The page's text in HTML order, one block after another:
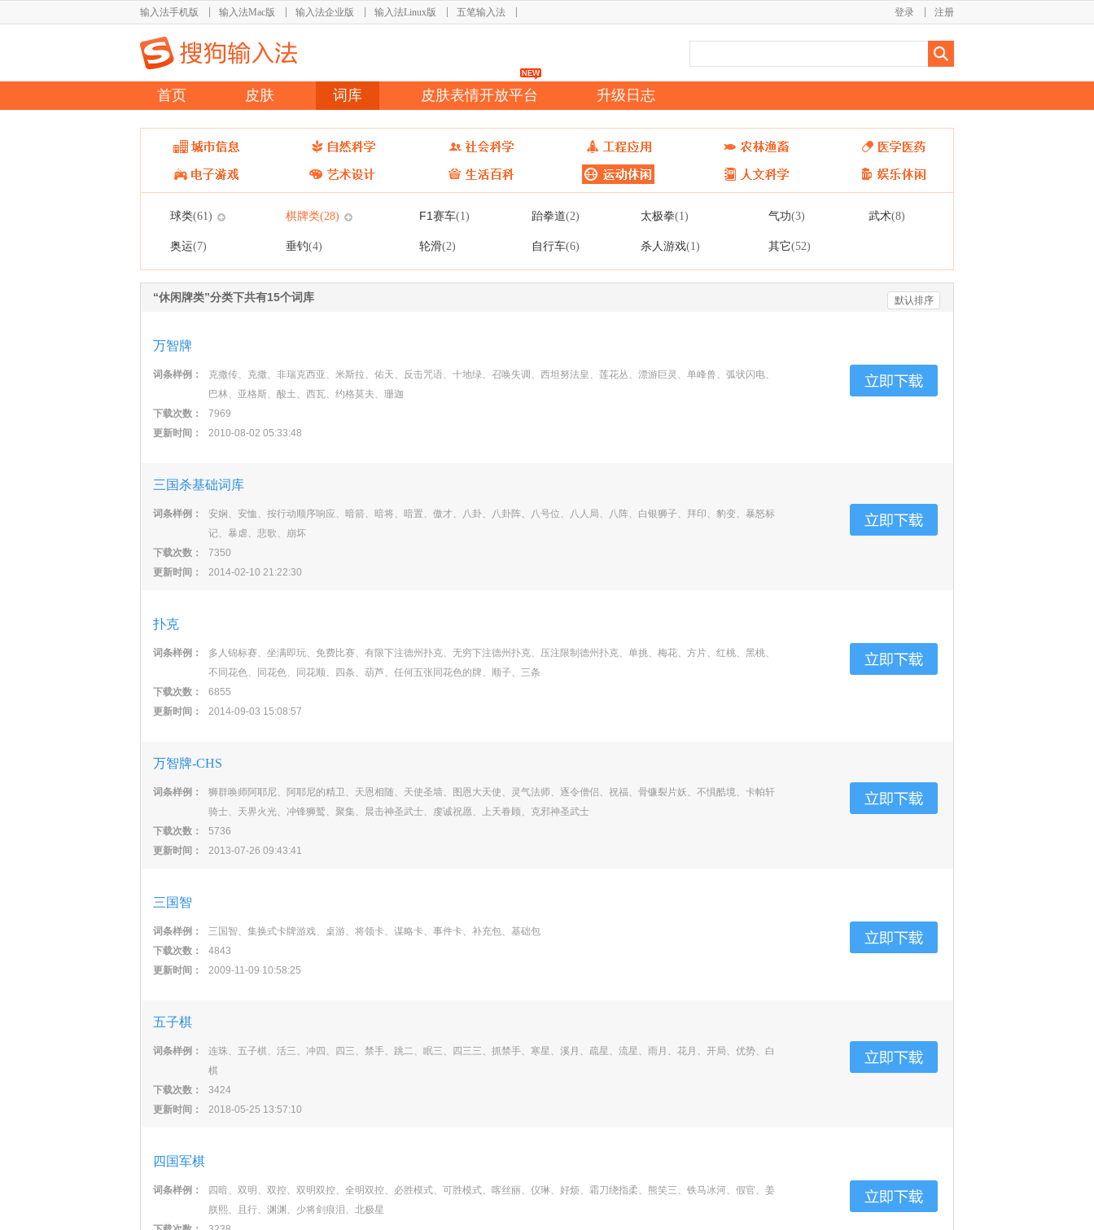
输入法手机版 输入法Mac版 输入法企业版 输入法Linux版 五笔输入法 注册
登录
首页 皮肤 词库 皮肤表情开放平台 升级日志
球类(61) 棋牌类(28) F1赛车(1) 跆拳道(2) 太极拳(1) 气功(3) 武术(8)
奥运(7) 垂钓(4) 轮滑(2) 自行车(6) 杀人游戏(1) 其它(52)
“休闲牌类”分类下共有15个词库 默认排序
万智牌
词条样例：
克撒传、克撒、非瑞克西亚、米斯拉、佑天、反击咒语、十地绿、召唤失调、西坦努法皇、莲花丛、漂游巨灵、单峰兽、弧状闪电、
巴林、亚格斯、酸土、西瓦、约格莫夫、珊迦
下载次数：
7969
更新时间：
2010-08-02 05:33:48
三国杀基础词库
词条样例：
安娴、安恤、按行动顺序响应、暗箭、暗将、暗置、傲才、八卦、八卦阵、八号位、八人局、八阵、白银狮子、拜印、豹变、暴怒标
记、暴虐、悲歌、崩坏
下载次数：
7350
更新时间：
2014-02-10 21:22:30
扑克
词条样例：
多人锦标赛、坐满即玩、免费比赛、有限下注德州扑克、无穷下注德州扑克、压注限制德州扑克、单挑、梅花、方片、红桃、黑桃、
不同花色、同花色、同花顺、四条、葫芦、任何五张同花色的牌、顺子、三条
下载次数：
6855
更新时间：
2014-09-03 15:08:57
万智牌-CHS
词条样例：
狮群唤师阿耶尼、阿耶尼的精卫、天恩相随、天使圣墙、图恩大天使、灵气法师、逐令僧侣、祝福、骨镰裂片妖、不惧酷境、卡帕轩
骑士、天界火光、冲锋狮鹫、聚集、晨击神圣武士、虔诚祝愿、上天眷顾、克邪神圣武士
下载次数：
5736
更新时间：
2013-07-26 09:43:41
三国智
词条样例：
三国智、集换式卡牌游戏、桌游、将领卡、谋略卡、事件卡、补充包、基础包
下载次数：
4843
更新时间：
2009-11-09 10:58:25
五子棋
词条样例：
连珠、五子棋、活三、冲四、四三、禁手、跳二、眠三、四三三、抓禁手、寒星、溪月、疏星、流星、雨月、花月、开局、优势、白
棋
下载次数：
3424
更新时间：
2018-05-25 13:57:10
四国军棋
词条样例：
四暗、双明、双控、双明双控、全明双控、必胜模式、可胜模式、喀丝丽、仪琳、好烦、霜刀绕指柔、熊笑三、铁马冰河、假官、姜
朕熙、且行、渊渊、少将剑痕泪、北极星